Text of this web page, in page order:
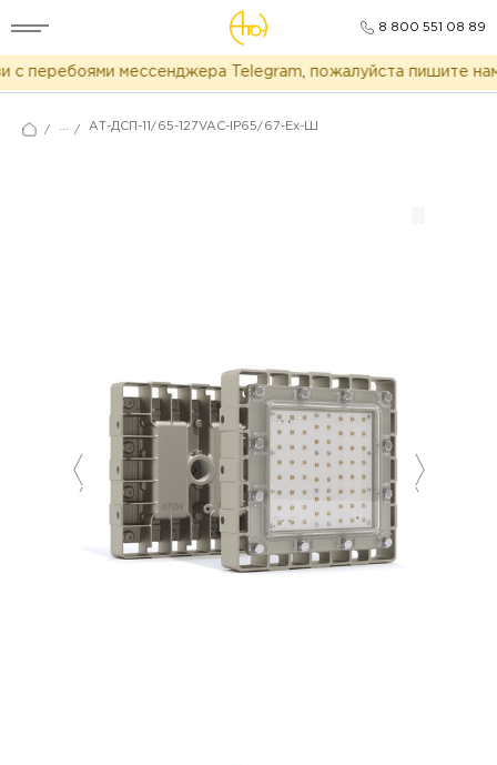
8 800 551 08 89
перебоями мессенджера Telegram, пожалуйста пишите нам
/ ... / АТ-ДСП-11/65-127VAC-IP65/67-Ex-Ш